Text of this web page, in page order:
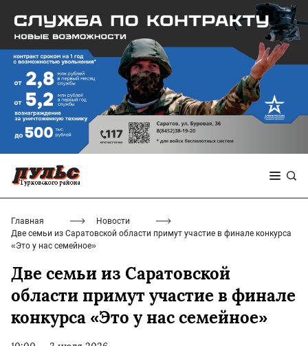
Главная
Новости
Две семьи из Саратовской области примут участие в финале конкурса
«Это у нас семейное»
Две семьи из Саратовской
области примут участие в финале
конкурса «Это у нас семейное»